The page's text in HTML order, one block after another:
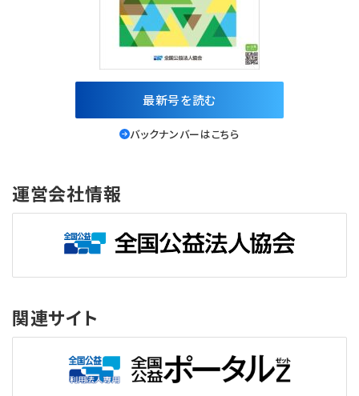
最新号を読む
バックナンバーはこちら
運営会社情報
関連サイト